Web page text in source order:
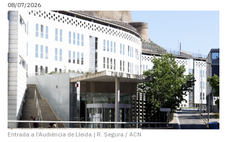
La
newsletter
del
Pallars
Contingut
patrocinat
Lo
més
llegit...
Editorial
08/07/2026
Entrada a l'Audiència de Lleida | R. Segura / ACN